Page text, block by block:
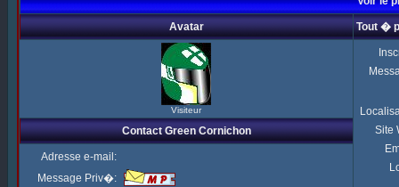
Avatar Tout �
Visiteur
Site
Contact Green Cornichon
Adresse e-mail:
Message Priv�: